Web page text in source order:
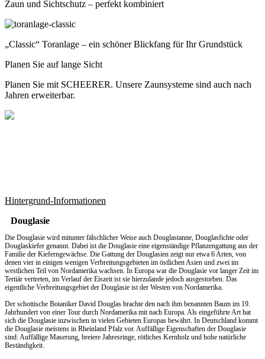
Zaun und Sichtschutz – perfekt kombiniert
„Classic“ Toranlage – ein schöner Blickfang für Ihr Grundstück
Planen Sie auf lange Sicht
Planen Sie mit SCHEERER. Unsere Zaunsysteme sind auch nach
Jahren erweiterbar.
Hintergrund-Informationen
Douglasie
Die Douglasie wird mitunter fälschlicher Weise auch Douglastanne, Douglasfichte oder
Douglaskiefer genannt. Dabei ist die Douglasie eine eigenständige Pflanzengattung aus der
Familie der Kieferngewächse. Die Gattung der Douglasien zeigt nur etwa 6 Arten, von
denen vier in einigen wenigen Verbreitungsgebieten im östlichen Asien und zwei im
westlichen Teil von Nordamerika wachsen. In Europa war die Douglasie vor langer Zeit im
Tertiär vertreten, im Verlauf der Eiszeit ist sie hierzulande jedoch ausgestorben. Das
eigentliche Verbreitungsgebiet der Douglasie ist der Westen von Nordamerika.
Der schottische Botaniker David Douglas brachte den nach ihm benannten Baum im 19.
Jahrhundert von einer Tour durch Nordamerika mit nach Europa. Als eingeführte Art hat
sich die Douglasie inzwischen in vielen Gebieten Europas bewährt. In Deutschland kommt
die Douglasie meistens in Rheinland Pfalz vor. Auffällige Eigenschaften der Douglasie
sind: Auffällige Maserung, breiere Jahresringe, rötliches Kernholz und hohe natürliche
Beständigkeit.